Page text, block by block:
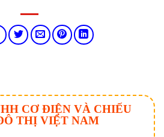
CƠ ĐIỆN VÀ CHIẾU
THỊ VIỆT NAM